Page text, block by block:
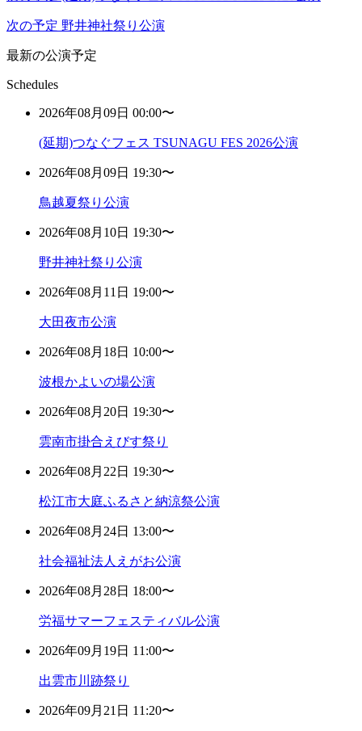
次の予定 野井神社祭り公演
最新の公演予定
Schedules
2026年08月09日 00:00〜
(延期)つなぐフェス TSUNAGU FES 2026公演
2026年08月09日 19:30〜
鳥越夏祭り公演
2026年08月10日 19:30〜
野井神社祭り公演
2026年08月11日 19:00〜
大田夜市公演
2026年08月18日 10:00〜
波根かよいの場公演
2026年08月20日 19:30〜
雲南市掛合えびす祭り
2026年08月22日 19:30〜
松江市大庭ふるさと納涼祭公演
2026年08月24日 13:00〜
社会福祉法人えがお公演
2026年08月28日 18:00〜
労福サマーフェスティバル公演
2026年09月19日 11:00〜
出雲市川跡祭り
2026年09月21日 11:20〜